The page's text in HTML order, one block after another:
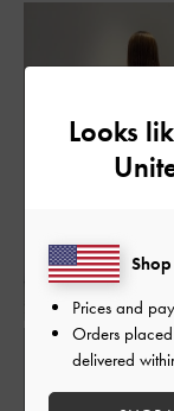
Looks
Prices and
Orders
delivered